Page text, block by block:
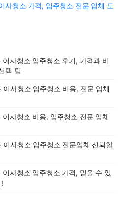
사청소 가격, 입주청소 전문 업체 도
사청소 입주청소 후기, 가격과 비
택 팁
사청소 입주청소 비용, 전문 업체
사청소 비용, 입주청소 전문 업체
이사청소 입주청소 전문업체 신뢰할
사청소 입주청소 가격, 믿을 수 있